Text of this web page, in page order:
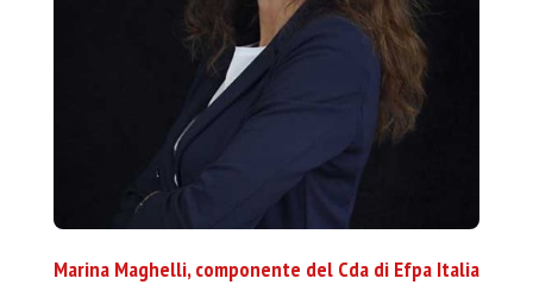
Marina Maghelli, componente del Cda di Efpa Italia